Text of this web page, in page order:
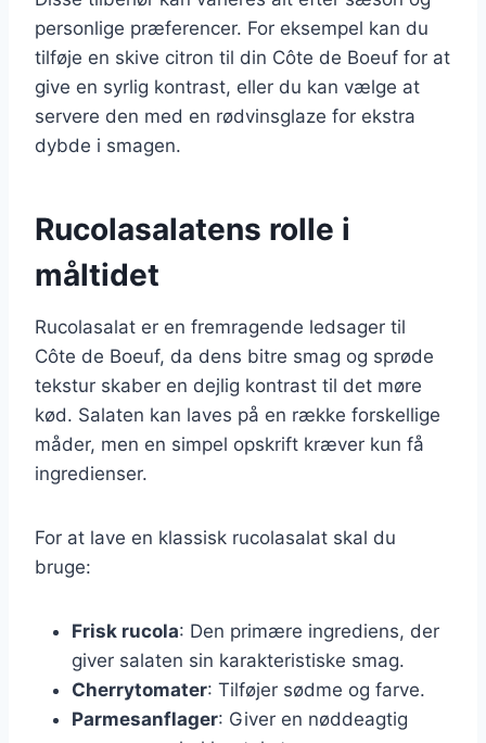
personlige præferencer. For eksempel kan du
tilføje en skive citron til din Côte de Boeuf for at
give en syrlig kontrast, eller du kan vælge at
servere den med en rødvinsglaze for ekstra
dybde i smagen.
Rucolasalatens rolle i
måltidet
Rucolasalat er en fremragende ledsager til
Côte de Boeuf, da dens bitre smag og sprøde
tekstur skaber en dejlig kontrast til det møre
kød. Salaten kan laves på en række forskellige
måder, men en simpel opskrift kræver kun få
ingredienser.
For at lave en klassisk rucolasalat skal du
bruge:
Frisk rucola: Den primære ingrediens, der
giver salaten sin karakteristiske smag.
Cherrytomater: Tilføjer sødme og farve.
Parmesanflager: Giver en nøddeagtig